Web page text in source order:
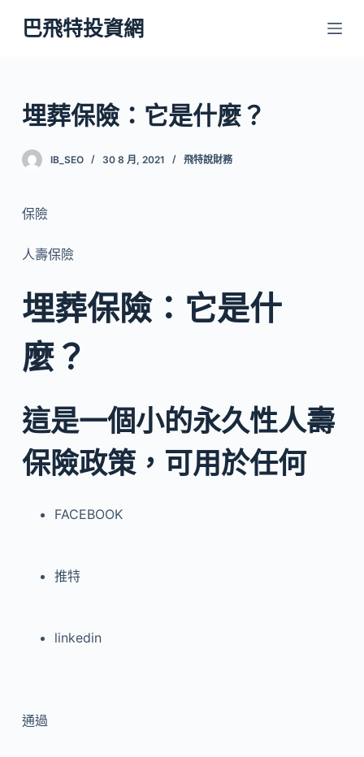
跳
至
內
容
巴飛特投資網
埋葬保險：它是什麼？
IB_SEO 30 8 月, 2021 飛特說財務
保險
人壽保險
埋葬保險：它是什
麼？
這是一個小的永久性人壽
保險政策，可用於任何
FACEBOOK
推特
linkedin
通過